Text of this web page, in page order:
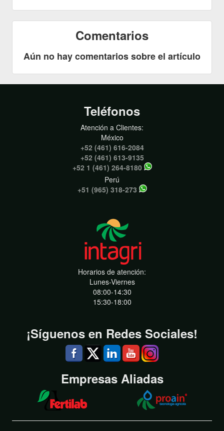
Comentarios
Aún no hay comentarios sobre el artículo
Teléfonos
Atención a Clientes:
México
+52 (461) 616-2084
+52 (461) 613-9135
+52 1 (461) 264-8180
Perú
+51 (965) 318-273
Horarios de atención:
Lunes-Viernes
08:00-14:30
15:30-18:00
¡Síguenos en Redes Sociales!
Empresas Aliadas